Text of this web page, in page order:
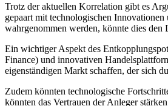
Trotz der aktuellen Korrelation gibt es
gepaart mit technologischen
wahrgenommen werden, könnte dies
Ein wichtiger Aspekt des
Finance) und innovativen
eigenständigen Markt schaffen, der sich
Zudem könnten technologische
könnten das Vertrauen der Anleger